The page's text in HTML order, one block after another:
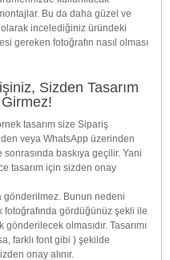
Bu da daha güzel ve
incelediğiniz üründeki
gereken fotoğrafın nasıl olması
Sizden Tasarım
Girmez!
tasarım size Sipariş
veya WhatsApp üzerinden
sonrasında baskıya geçilir. Yani
tasarım için sizden onay
gönderilmez. Bunun nedeni
fotoğrafında gördüğünüz şekli ile
olmasıdır. Tasarımı
farklı font gibi ) şekilde
onay alınır.